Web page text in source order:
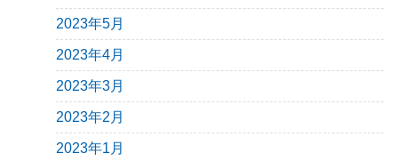
2023年5月
2023年4月
2023年3月
2023年2月
2023年1月